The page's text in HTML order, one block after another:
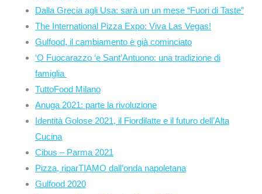
Dalla Grecia agli Usa: sarà un un mese “Fuori di Taste”
The International Pizza Expo: Viva Las Vegas!
Gulfood, il cambiamento è già cominciato
‘O Fuocarazzo ‘e Sant’Antuono: una tradizione di
famiglia
TuttoFood Milano
Anuga 2021: parte la rivoluzione
Identità Golose 2021, il Fiordilatte e il futuro dell’Alta
Cucina
Cibus – Parma 2021
Pizza, riparTIAMO dall’onda napoletana
Gulfood 2020